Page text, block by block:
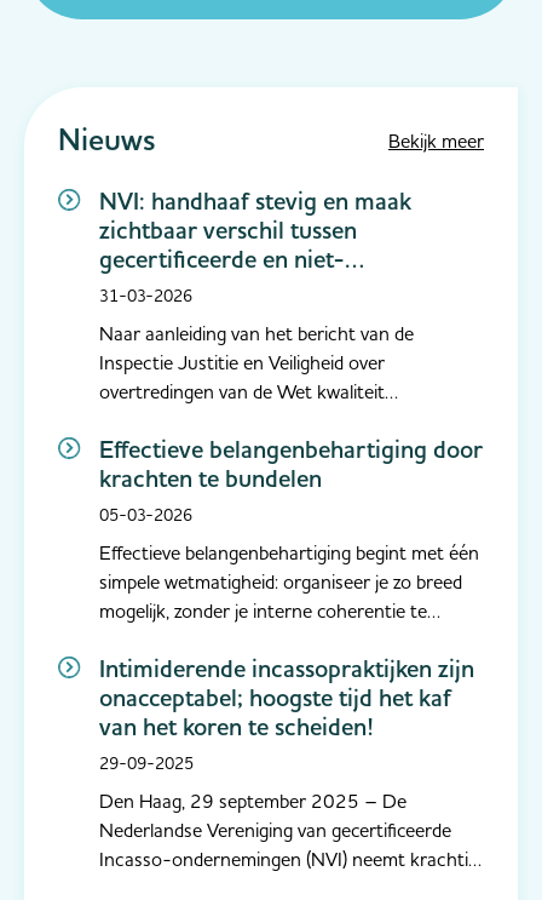
Nieuws Bekijk meer
NVI: handhaaf stevig en maak
zichtbaar verschil tussen
gecertificeerde en niet-
gecertificeerde
31-03-2026
Naar aanleiding van het bericht van de
Inspectie Justitie en Veiligheid over
overtredingen van de Wet kwaliteit
Nederlandse Vereniging van gecertificeerde
Incasso-ondernemingen (NVI) dat voor haar
leden naleving van de wettelijke regels slechts
Effectieve belangenbehartiging door
krachten te bundelen
05-03-2026
Effectieve belangenbehartiging begint met één
simpele wetmatigheid: organiseer je zo breed
mogelijk, zonder je interne coherentie te
mogelijk met één stem te spreken. Precies
vanuit die gedachte zullen NVI (Nederlandse
Vereniging van gecertificeer...
Intimiderende incassopraktijken zijn
onacceptabel; hoogste tijd het kaf
van het koren te scheiden!
29-09-2025
Den Haag, 29 september 2025 – De
Nederlandse Vereniging van gecertificeerde
Incasso-ondernemingen (NVI) neemt krachtig